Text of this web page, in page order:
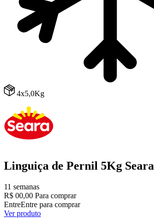
4x5,0Kg
Linguiça de Pernil 5Kg Seara
11 semanas
R$ 00,00 Para comprar
EntreEntre para comprar
Ver produto